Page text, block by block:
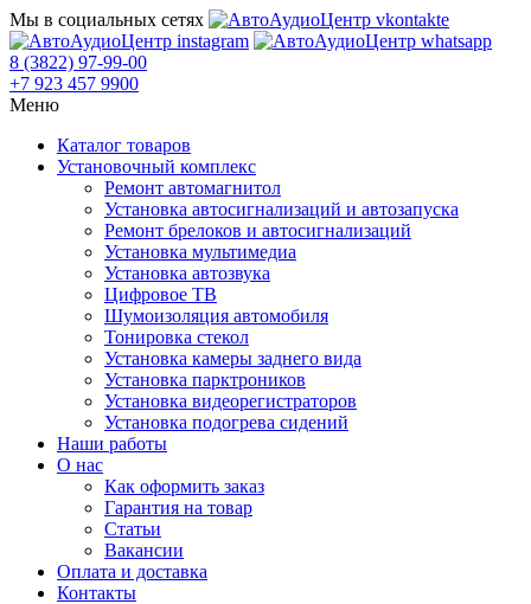
Мы в социальных сетях
8 (3822) 97-99-00
+7 923 457 9900
Меню
Каталог товаров
Установочный комплекс
Ремонт автомагнитол
Установка автосигнализаций и автозапуска
Ремонт брелоков и автосигнализаций
Установка мультимедиа
Установка автозвука
Цифровое ТВ
Шумоизоляция автомобиля
Тонировка стекол
Установка камеры заднего вида
Установка парктроников
Установка видеорегистраторов
Установка подогрева сидений
Наши работы
О нас
Как оформить заказ
Гарантия на товар
Статьи
Вакансии
Оплата и доставка
Контакты